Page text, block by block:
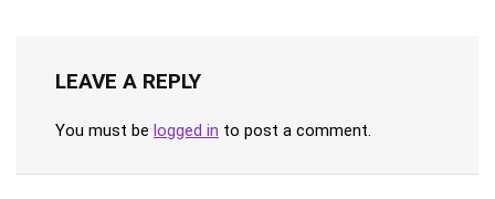
LEAVE A REPLY
You must be logged in to post a comment.